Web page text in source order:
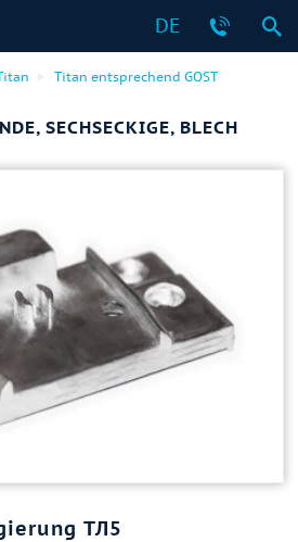
DE
Titan entsprechend GOST
SECHSECKIGE, BLECH
ТЛ5